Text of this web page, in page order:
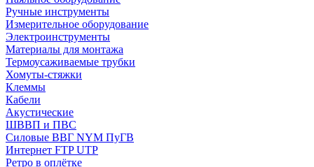
Ручные инструменты
Измерительное оборудование
Электроинструменты
Материалы для монтажа
Термоусаживаемые трубки
Хомуты-стяжки
Клеммы
Кабели
Акустические
ШВВП и ПВС
Силовые ВВГ NYM ПуГВ
Интернет FTP UTP
Ретро в оплётке